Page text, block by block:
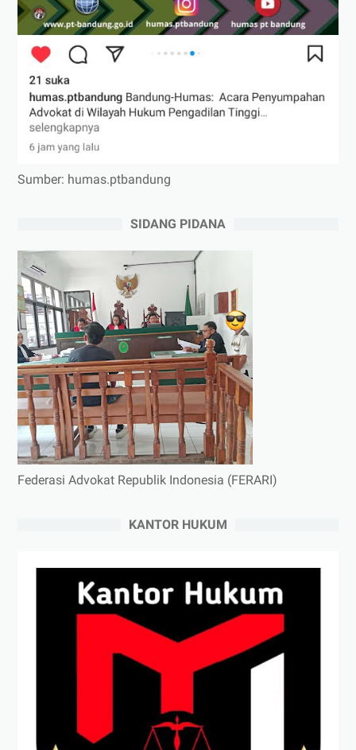
Sumber: humas.ptbandung
SIDANG PIDANA
Federasi Advokat Republik Indonesia (FERARI)
KANTOR HUKUM